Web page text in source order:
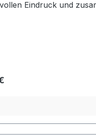
Eindruck und
Preis: